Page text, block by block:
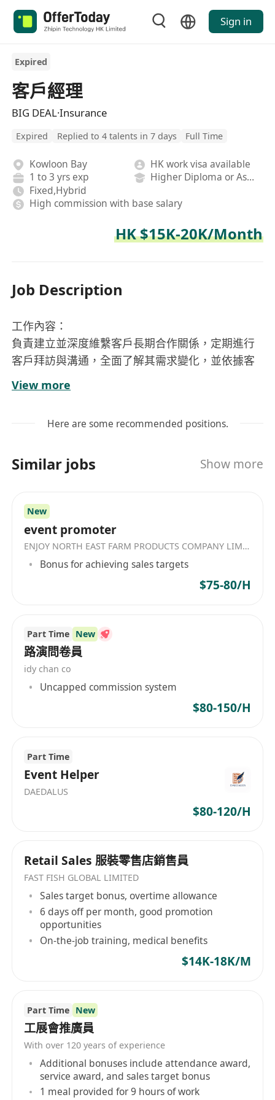
Sign in
Expired
客戶經理
BIG DEAL·Insurance
Expired Replied to 4 talents in 7 days Full Time
Kowloon Bay
HK work visa available
1 to 3 yrs exp
Higher Diploma or Associate Degree
Fixed,Hybrid
High commission with base salary
HK $15K-20K/Month
Job Description
工作內容：
負責建立並深度維繫客戶長期合作關係，定期進行
客戶拜訪與溝通，全面了解其需求變化，並依據客
戶實際狀況提供個性化的合適方案。​
積極推廣公司各項服務，制定個人業務推廣計劃，
度的業務指標。​
過程中遇到的問題，提升客戶滿意度與忠誠度。​
巧及銷售意識。​
須精通粵語，能熟練運用普通話及英語進行溝通者
更佳；熟悉香港市場環境及相關行業運作模式。​
上班時間：早上 10 點至下午 6 點，可根據實際工
作安排彈性調整，需靈活配合客戶的時間進行業務
採用底薪 + 業績提成的薪酬模式，月薪範圍 15-
20k，業績優異者另有額外獎金。​
View more
Here are some recommended positions.
Similar jobs Show more
New
event promoter
ENJOY NORTH EAST FARM PRODUCTS COMPANY LIMITED
Bonus for achieving sales targets
$75-80/H
Part Time New
路演問卷員
idy chan co
Uncapped commission system
$80-150/H
Part Time
Event Helper
DAEDALUS
$80-120/H
Retail Sales 服裝零售店銷售員
FAST FISH GLOBAL LIMITED
Sales target bonus, overtime allowance
6 days off per month, good promotion
opportunities
On-the-job training, medical benefits
$14K-18K/M
Part Time New
工展會推廣員
With over 120 years of experience
Additional bonuses include attendance award,
service award, and sales target bonus
1 meal provided for 9 hours of work